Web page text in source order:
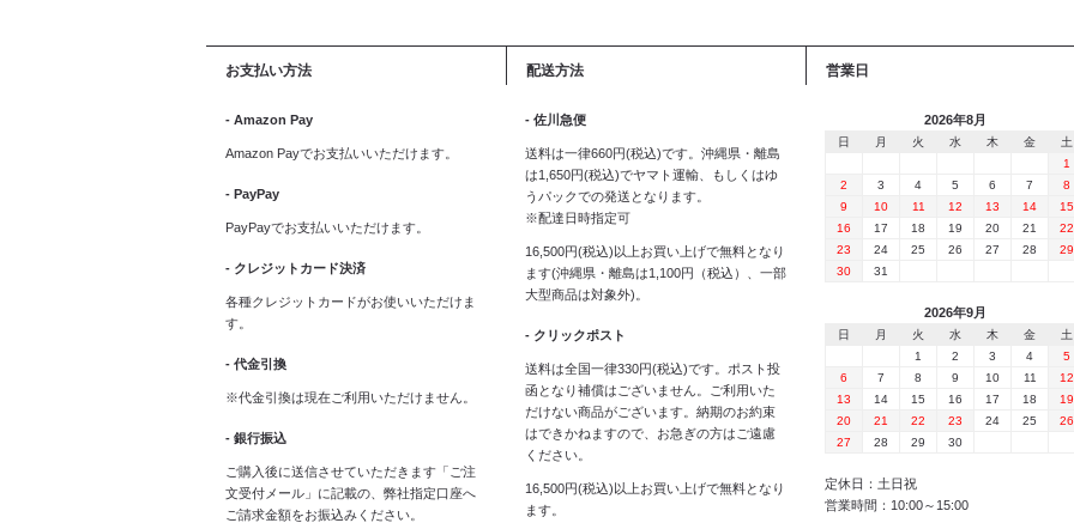
お支払い方法
- Amazon Pay
Amazon Payでお支払いいただけます。
- PayPay
PayPayでお支払いいただけます。
- クレジットカード決済
各種クレジットカードがお使いいただけま
す。
- 代金引換
※代金引換は現在ご利用いただけません。
- 銀行振込
ご購入後に送信させていただきます「ご注
文受付メール」に記載の、弊社指定口座へ
ご請求金額をお振込みください。
配送方法
- 佐川急便
送料は一律660円(税込)です。沖縄県・離島
は1,650円(税込)でヤマト運輸、もしくはゆ
うパックでの発送となります。
※配達日時指定可
16,500円(税込)以上お買い上げで無料となり
ます(沖縄県・離島は1,100円（税込）、一部
大型商品は対象外)。
- クリックポスト
送料は全国一律330円(税込)です。ポスト投
函となり補償はございません。ご利用いた
だけない商品がございます。納期のお約束
はできかねますので、お急ぎの方はご遠慮
ください。
16,500円(税込)以上お買い上げで無料となり
ます。
営業日
2026年8月
日 月 火 水 木 金
土
1
2
3 4 5 6 7
8
9
10 11 12 13 14
15
16
17 18 19 20 21
22
23
24 25 26 27 28
29
30
31
2026年9月
日 月 火 水 木 金
土
1
2 3 4
5
6
7 8 9 10 11
12
13
14 15 16 17 18
19
20
21 22 23 24 25
26
27
28 29 30
定休日：土日祝
営業時間：10:00～15:00